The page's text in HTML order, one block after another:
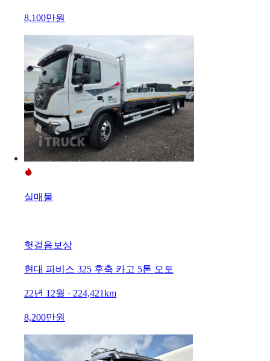
8,100만원
실매물
헛걸음보상
현대 파비스 325 후축 카고 5톤 오토
22년 12월 · 224,421km
8,200만원